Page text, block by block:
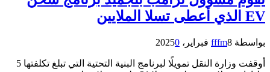
EV الذي أعطى تسلا الملايين
بواسطة fffm 8 فبراير، 2025 0
أوقفت وزارة النقل تمويلًا لبرنامج البنية التحتية التي تبلغ تكلفتها 5